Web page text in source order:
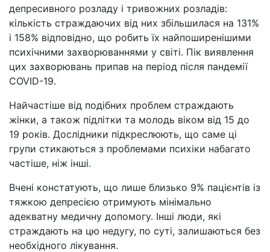
депресивного розладу і тривожних розладів:
кількість страждаючих від них збільшилася на 131%
і 158% відповідно, що робить їх найпоширенішими
психічними захворюваннями у світі. Пік виявлення
цих захворювань припав на період після пандемії
COVID-19.
Найчастіше від подібних проблем страждають
жінки, а також підлітки та молодь віком від 15 до
19 років. Дослідники підкреслюють, що саме ці
групи стикаються з проблемами психіки набагато
частіше, ніж інші.
Вчені констатують, що лише близько 9% пацієнтів із
тяжкою депресією отримують мінімально
адекватну медичну допомогу. Інші люди, які
страждають на цю недугу, по суті, залишаються без
необхідного лікування.